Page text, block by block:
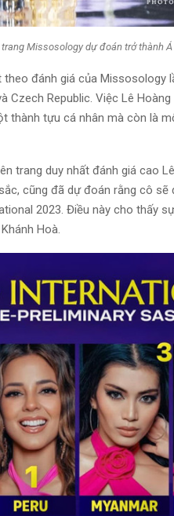
Missosology dự đoán trở thành Á
đánh giá của Missosology
Czech Republic. Việc Lê
thành tựu cá nhân mà còn là
trang duy nhất đánh giá cao
cũng đã dự đoán rằng cô
2023. Điều này cho thấy
Hoà.